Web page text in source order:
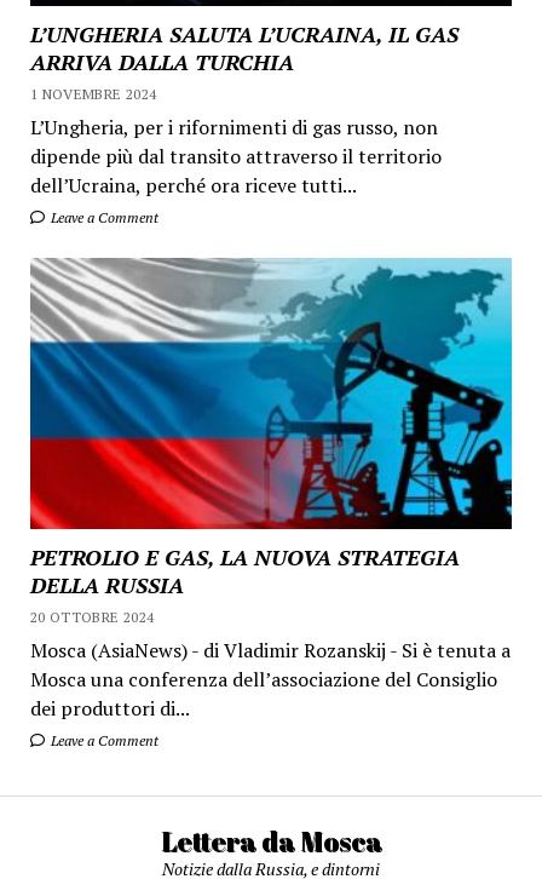
L’UNGHERIA SALUTA L’UCRAINA, IL GAS
ARRIVA DALLA TURCHIA
1 NOVEMBRE 2024
L’Ungheria, per i rifornimenti di gas russo, non
dipende più dal transito attraverso il territorio
dell’Ucraina, perché ora riceve tutti...
Leave a Comment
PETROLIO E GAS, LA NUOVA STRATEGIA
DELLA RUSSIA
20 OTTOBRE 2024
Mosca (AsiaNews) - di Vladimir Rozanskij - Si è tenuta a
Mosca una conferenza dell’associazione del Consiglio
dei produttori di...
Leave a Comment
Lettera da Mosca
Notizie dalla Russia, e dintorni